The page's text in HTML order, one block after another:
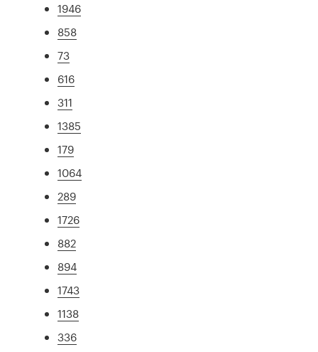
1946
858
73
616
311
1385
179
1064
289
1726
882
894
1743
1138
336